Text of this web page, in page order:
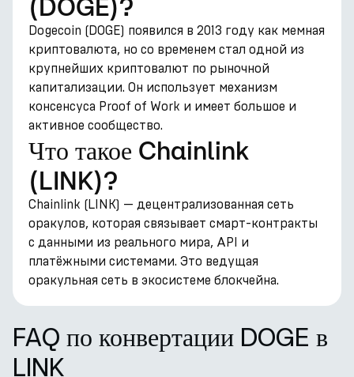
(DOGE)?
Dogecoin (DOGE) появился в 2013 году как мемная
криптовалюта, но со временем стал одной из
крупнейших криптовалют по рыночной
капитализации. Он использует механизм
консенсуса Proof of Work и имеет большое и
активное сообщество.
Что такое Chainlink
(LINK)?
Chainlink (LINK) — децентрализованная сеть
оракулов, которая связывает смарт-контракты
с данными из реального мира, API и
платёжными системами. Это ведущая
оракульная сеть в экосистеме блокчейна.
FAQ по конвертации DOGE в
LINK